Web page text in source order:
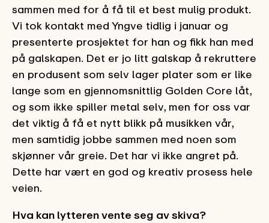
sammen med for å få til et best mulig produkt.
Vi tok kontakt med Yngve tidlig i januar og
presenterte prosjektet for han og fikk han med
på galskapen. Det er jo litt galskap å rekruttere
en produsent som selv lager plater som er like
lange som en gjennomsnittlig Golden Core låt,
og som ikke spiller metal selv, men for oss var
det viktig å få et nytt blikk på musikken vår,
men samtidig jobbe sammen med noen som
skjønner vår greie. Det har vi ikke angret på.
Dette har vært en god og kreativ prosess hele
veien.
Hva kan lytteren vente seg av skiva?